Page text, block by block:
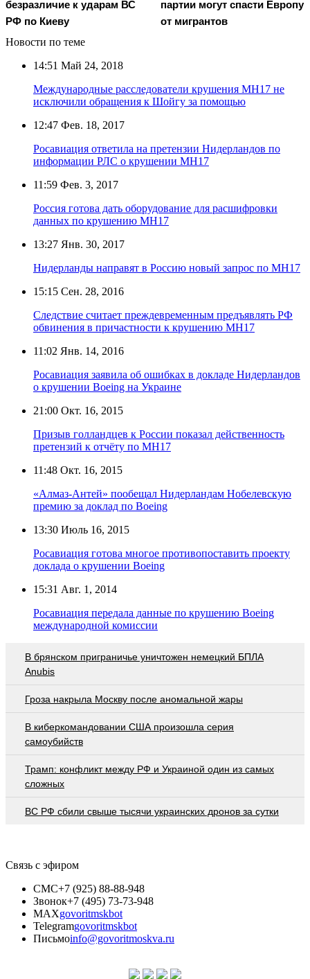
безразличие к ударам ВС
РФ по Киеву
партии могут спасти Европу
от мигрантов
Новости по теме
14:51 Май 24, 2018
Международные расследователи крушения MH17 не
исключили обращения к Шойгу за помощью
12:47 Фев. 18, 2017
Росавиация ответила на претензии Нидерландов по
информации РЛС о крушении МН17
11:59 Фев. 3, 2017
Россия готова дать оборудование для расшифровки
данных по крушению МН17
13:27 Янв. 30, 2017
Нидерланды направят в Россию новый запрос по МН17
15:15 Сен. 28, 2016
Следствие считает преждевременным предъявлять РФ
обвинения в причастности к крушению МН17
11:02 Янв. 14, 2016
Росавиация заявила об ошибках в докладе Нидерландов
о крушении Boeing на Украине
21:00 Окт. 16, 2015
Призыв голландцев к России показал действенность
претензий к отчёту по MH17
11:48 Окт. 16, 2015
«Алмаз-Антей» пообещал Нидерландам Нобелевскую
премию за доклад по Boeing
13:30 Июль 16, 2015
Росавиация готова многое противопоставить проекту
доклада о крушении Boeing
15:31 Авг. 1, 2014
Росавиация передала данные по крушению Boeing
международной комиссии
В брянском приграничье уничтожен немецкий БПЛА
Anubis
Гроза накрыла Москву после аномальной жары
В киберкомандовании США произошла серия
самоубийств
Трамп: конфликт между РФ и Украиной один из самых
сложных
ВС РФ сбили свыше тысячи украинских дронов за сутки
Связь с эфиром
СМС+7 (925) 88-88-948
Звонок+7 (495) 73-73-948
MAXgovoritmskbot
Telegramgovoritmskbot
Письмоinfo@govoritmoskva.ru